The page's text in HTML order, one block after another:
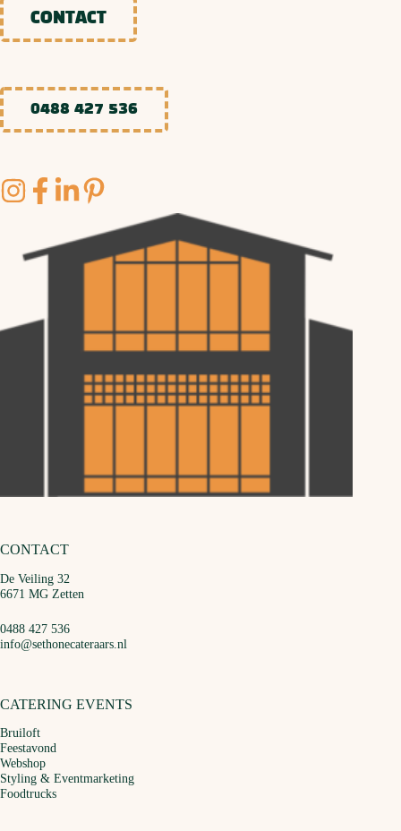
CONTACT
0488 427 536
CONTACT
De Veiling 32
6671 MG Zetten
0488 427 536
info@sethonecateraars.nl
CATERING EVENTS
Bruiloft
Feestavond
Webshop
Styling & Eventmarketing
Foodtrucks